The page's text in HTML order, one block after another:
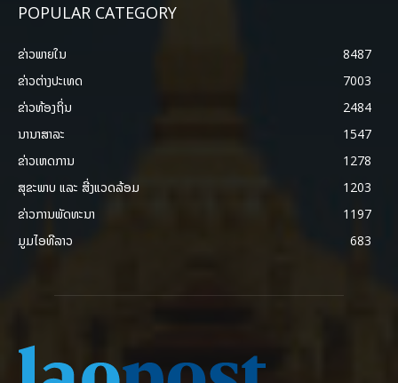
POPULAR CATEGORY
ຂ່າວພາຍ​ໃນ
8487
ຂ່າວຕ່າງປະເທດ
7003
ຂ່າວທ້ອງຖິ່ນ
2484
ນານາສາລະ
1547
ຂ່າວເຫດການ
1278
ສຸຂະພາບ ແລະ ສີ່ງແວດລ້ອມ
1203
ຂ່າວການພັດທະນາ
1197
ມູມໄອທີລາວ
683